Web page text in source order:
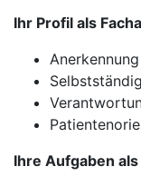
Ihr Profil als
Ihre Aufgaben